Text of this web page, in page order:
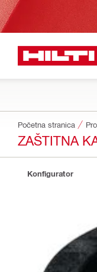
Početna stranica
ZAŠTITNA
Konfigurator